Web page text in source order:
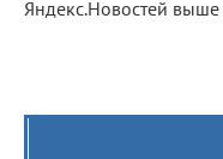
Яндекс.Новостей выше